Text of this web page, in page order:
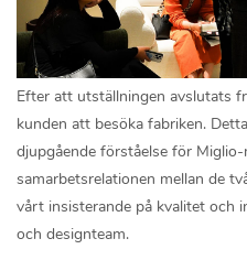
Efter att utställningen avslutats
kunden att besöka fabriken.
djupgående förståelse för
samarbetsrelationen mellan de
vårt insisterande på kvalitet och
och designteam.